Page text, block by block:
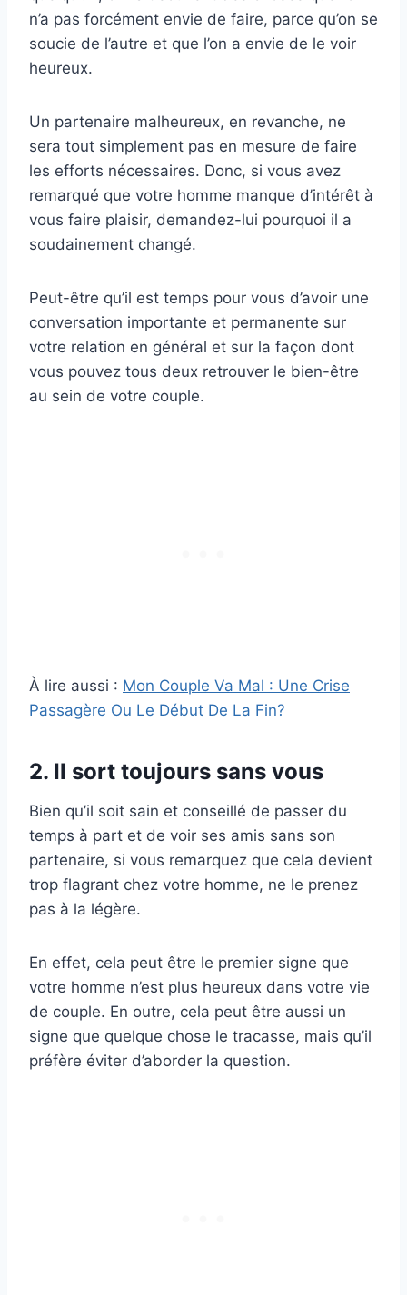
n’a pas forcément envie de faire, parce qu’on se
soucie de l’autre et que l’on a envie de le voir
heureux.
Un partenaire malheureux, en revanche, ne
sera tout simplement pas en mesure de faire
les efforts nécessaires. Donc, si vous avez
remarqué que votre homme manque d’intérêt à
vous faire plaisir, demandez-lui pourquoi il a
soudainement changé.
Peut-être qu’il est temps pour vous d’avoir une
conversation importante et permanente sur
votre relation en général et sur la façon dont
vous pouvez tous deux retrouver le bien-être
au sein de votre couple.
À lire aussi : Mon Couple Va Mal : Une Crise
Passagère Ou Le Début De La Fin?
2. Il sort toujours sans vous
Bien qu’il soit sain et conseillé de passer du
temps à part et de voir ses amis sans son
partenaire, si vous remarquez que cela devient
trop flagrant chez votre homme, ne le prenez
pas à la légère.
En effet, cela peut être le premier signe que
votre homme n’est plus heureux dans votre vie
de couple. En outre, cela peut être aussi un
signe que quelque chose le tracasse, mais qu’il
préfère éviter d’aborder la question.